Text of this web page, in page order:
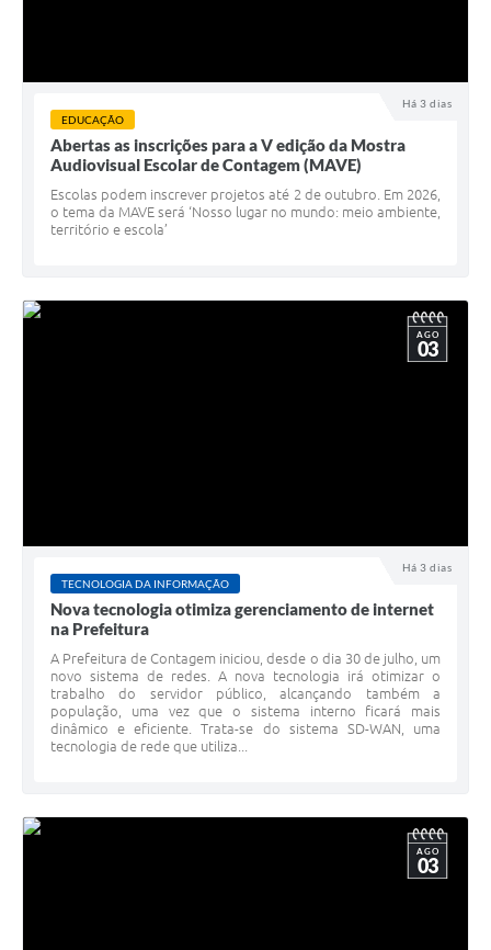
Há 3 dias
EDUCAÇÃO
Abertas as inscrições para a V edição da Mostra
Audiovisual Escolar de Contagem (MAVE)
Escolas podem inscrever projetos até 2 de outubro. Em 2026,
o tema da MAVE será ‘Nosso lugar no mundo: meio ambiente,
território e escola’
Há 3 dias
AGO
03
TECNOLOGIA DA INFORMAÇÃO
Nova tecnologia otimiza gerenciamento de internet
na Prefeitura
A Prefeitura de Contagem iniciou, desde o dia 30 de julho, um
novo sistema de redes. A nova tecnologia irá otimizar o
trabalho do servidor público, alcançando também a
população, uma vez que o sistema interno ficará mais
dinâmico e eficiente. Trata-se do sistema SD-WAN, uma
tecnologia de rede que utiliza...
AGO
03